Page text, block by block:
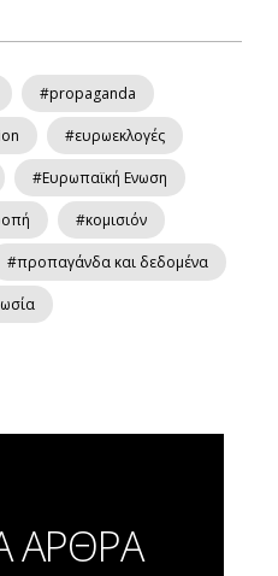
#propaganda
#ευρωεκλογές
#Ευρωπαϊκή Ενωση
#κομισιόν
#προπαγάνδα και δεδομένα
ΑΡΘΡΑ